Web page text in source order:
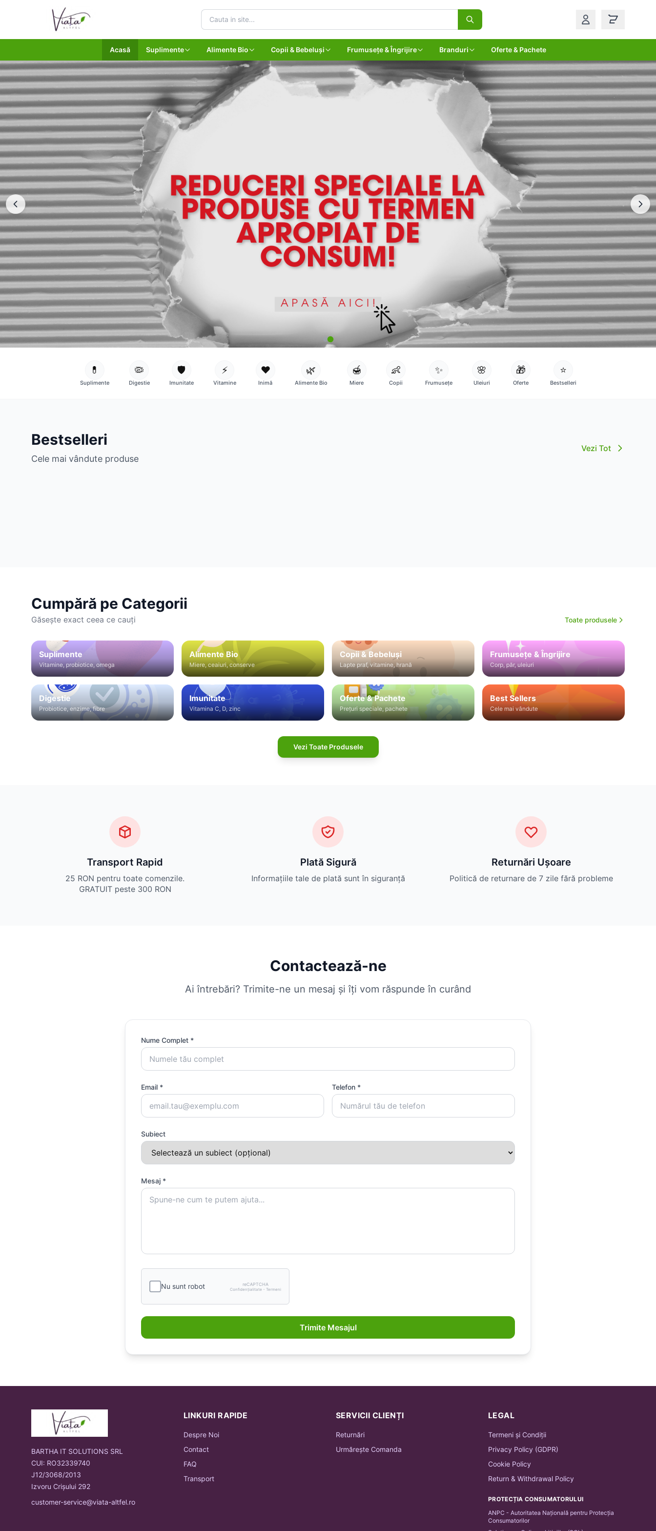
Acasă Suplimente Alimente Bio Copii & Bebeluși Frumusețe & Îngrijire Branduri Oferte & Pachete
💊
Suplimente
🦠
Digestie
🛡️
Imunitate
⚡
Vitamine
❤️
Inimă
🌿
Alimente Bio
🍯
Miere
👶
Copii
✨
Frumusețe
🌸
Uleiuri
🎁
Oferte
⭐
Bestselleri
Bestselleri
Cele mai vândute produse
Vezi Tot
Cumpără pe Categorii
Găsește exact ceea ce cauți Toate produsele
Suplimente
Vitamine, probiotice, omega
Alimente Bio
Miere, ceaiuri, conserve
Copii & Bebeluși
Lapte praf, vitamine, hrană
Frumusețe & Îngrijire
Corp, păr, uleiuri
Digestie
Probiotice, enzime, fibre
Imunitate
Vitamina C, D, zinc
Oferte & Pachete
Prețuri speciale, pachete
Best Sellers
Cele mai vândute
Vezi Toate Produsele
Transport Rapid
25 RON pentru toate comenzile.
GRATUIT peste 300 RON
Plată Sigură
Informațiile tale de plată sunt în siguranță
Returnări Ușoare
Politică de returnare de 7 zile fără probleme
Contactează-ne
Ai întrebări? Trimite-ne un mesaj și îți vom răspunde în curând
Nume Complet *
Email * Telefon *
Subiect
Mesaj *
Nu sunt robot reCAPTCHA
Confidențialitate - Termeni
Trimite Mesajul
BARTHA IT SOLUTIONS SRL
CUI: RO32339740
J12/3068/2013
Izvoru Crișului 292
customer-service@viata-altfel.ro
LINKURI RAPIDE
Despre Noi
Contact
FAQ
Transport
SERVICII CLIENȚI
Returnări
Urmărește Comanda
LEGAL
Termeni și Condiții
Privacy Policy (GDPR)
Cookie Policy
Return & Withdrawal Policy
PROTECȚIA CONSUMATORULUI
ANPC - Autoritatea Națională pentru Protecția
Consumatorilor